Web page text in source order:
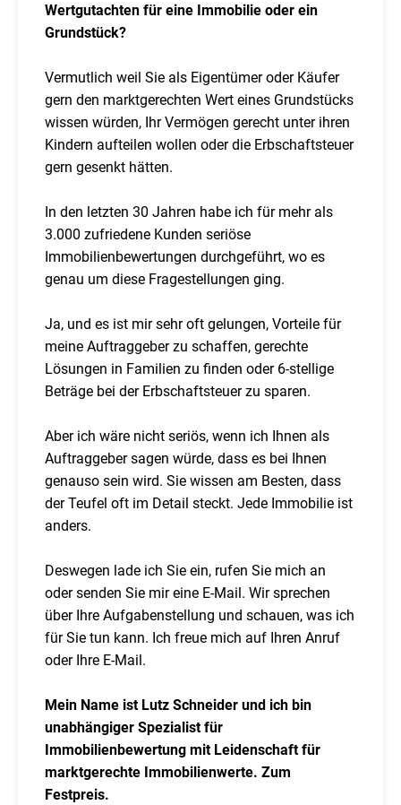
Wertgutachten für eine Immobilie oder ein
Grundstück?
Vermutlich weil Sie als Eigentümer oder Käufer
gern den marktgerechten Wert eines Grundstücks
wissen würden, Ihr Vermögen gerecht unter ihren
Kindern aufteilen wollen oder die Erbschaftsteuer
gern gesenkt hätten.
In den letzten 30 Jahren habe ich für mehr als
3.000 zufriedene Kunden seriöse
Immobilienbewertungen durchgeführt, wo es
genau um diese Fragestellungen ging.
Ja, und es ist mir sehr oft gelungen, Vorteile für
meine Auftraggeber zu schaffen, gerechte
Lösungen in Familien zu finden oder 6-stellige
Beträge bei der Erbschaftsteuer zu sparen.
Aber ich wäre nicht seriös, wenn ich Ihnen als
Auftraggeber sagen würde, dass es bei Ihnen
genauso sein wird. Sie wissen am Besten, dass
der Teufel oft im Detail steckt. Jede Immobilie ist
anders.
Deswegen lade ich Sie ein, rufen Sie mich an
oder senden Sie mir eine E-Mail. Wir sprechen
über Ihre Aufgabenstellung und schauen, was ich
für Sie tun kann. Ich freue mich auf Ihren Anruf
oder Ihre E-Mail.
Mein Name ist Lutz Schneider und ich bin
unabhängiger Spezialist für
Immobilienbewertung mit Leidenschaft für
marktgerechte Immobilienwerte. Zum
Festpreis.